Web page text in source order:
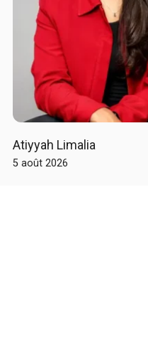
Atiyyah Limalia
5 août 2026